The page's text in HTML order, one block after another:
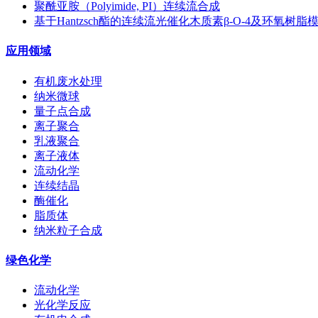
聚酰亚胺（Polyimide, PI）连续流合成
基于Hantzsch酯的连续流光催化木质素β-O-4及环氧树脂
应用领域
有机废水处理
纳米微球
量子点合成
离子聚合
乳液聚合
离子液体
流动化学
连续结晶
酶催化
脂质体
纳米粒子合成
绿色化学
流动化学
光化学反应